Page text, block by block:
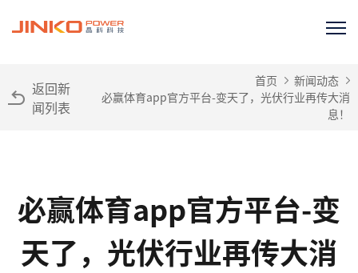
返回新
闻列表
首页
新闻动态
必赢体育app官方平台-变天了，光伏行业再传大消
息！
必赢体育app官方平台-变
天了，光伏行业再传大消